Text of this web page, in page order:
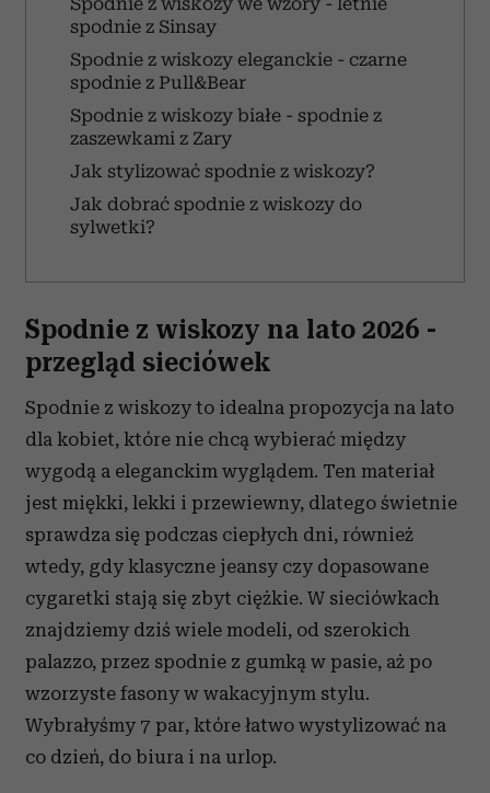
spodnie z Sinsay
Spodnie z wiskozy eleganckie - czarne
spodnie z Pull&Bear
Spodnie z wiskozy białe - spodnie z
zaszewkami z Zary
Jak stylizować spodnie z wiskozy?
Jak dobrać spodnie z wiskozy do
sylwetki?
Spodnie z wiskozy na lato 2026 -
przegląd sieciówek
Spodnie z wiskozy to idealna propozycja na lato
dla kobiet, które nie chcą wybierać między
wygodą a eleganckim wyglądem. Ten materiał
jest miękki, lekki i przewiewny, dlatego świetnie
sprawdza się podczas ciepłych dni, również
wtedy, gdy klasyczne jeansy czy dopasowane
cygaretki stają się zbyt ciężkie. W sieciówkach
znajdziemy dziś wiele modeli, od szerokich
palazzo, przez spodnie z gumką w pasie, aż po
wzorzyste fasony w wakacyjnym stylu.
Wybrałyśmy 7 par, które łatwo wystylizować na
co dzień, do biura i na urlop.